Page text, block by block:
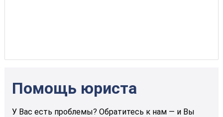
Помощь юриста
У Вас есть проблемы? Обратитесь к нам — и Вы